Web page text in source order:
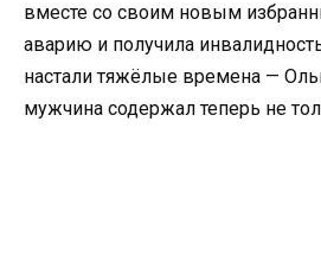
вместе со своим новым
аварию и получила
настали тяжёлые времена —
мужчина содержал теперь не